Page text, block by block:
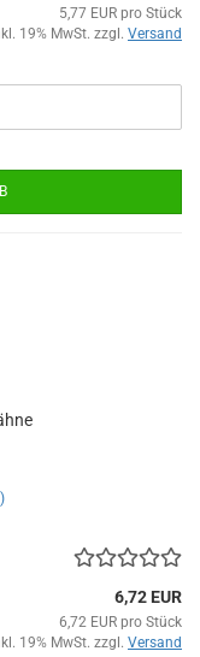
5,77 EUR pro Stück
19% MwSt. zzgl. Versand
6,72 EUR
6,72 EUR pro Stück
19% MwSt. zzgl. Versand